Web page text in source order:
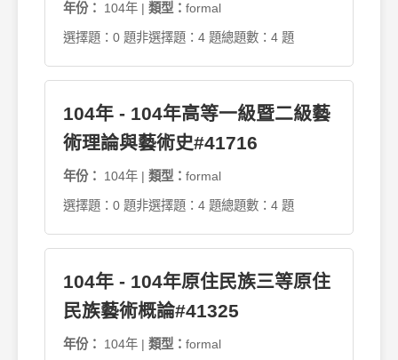
年份： 104年 | 類型： formal
選擇題：0 題非選擇題：4 題總題數：4 題
104年 - 104年高等一級暨二級藝
術理論與藝術史#41716
年份： 104年 | 類型： formal
選擇題：0 題非選擇題：4 題總題數：4 題
104年 - 104年原住民族三等原住
民族藝術概論#41325
年份： 104年 | 類型： formal